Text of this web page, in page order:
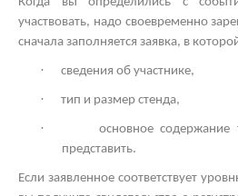
участвовать, надо своевременно
сначала заполняется заявка, в
· сведения об участнике,
· тип и размер стенда,
·
основное содержание
представить.
Если заявленное соответствует